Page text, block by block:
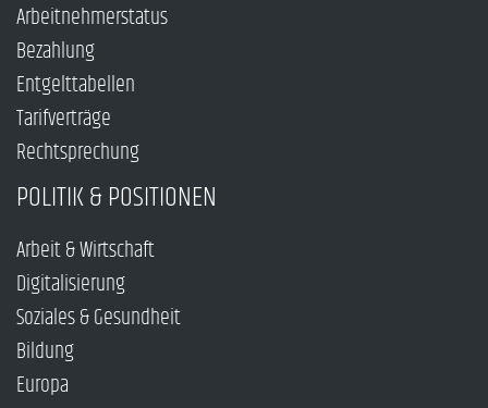
Arbeitnehmerstatus
Bezahlung
Entgelttabellen
Tarifverträge
Rechtsprechung
POLITIK & POSITIONEN
Arbeit & Wirtschaft
Digitalisierung
Soziales & Gesundheit
Bildung
Europa